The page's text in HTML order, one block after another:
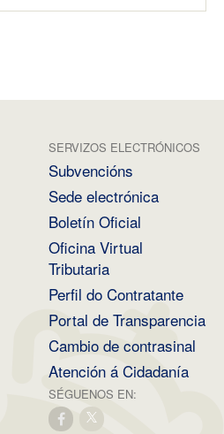
SERVIZOS ELECTRÓNICOS
Subvencións
Sede electrónica
Boletín Oficial
Oficina Virtual
Tributaria
Perfil do Contratante
Portal de Transparencia
Cambio de contrasinal
Atención á Cidadanía
SÉGUENOS EN: